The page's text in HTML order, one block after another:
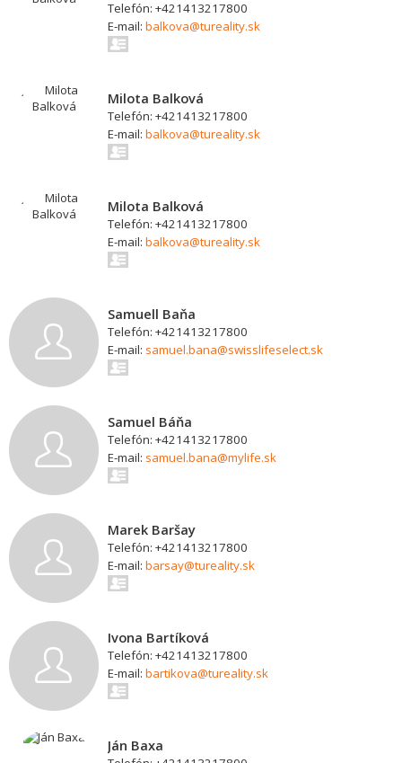
Telefón: +421413217800
E-mail: balkova@tureality.sk
Milota Balková
Telefón: +421413217800
E-mail: balkova@tureality.sk
Milota Balková
Telefón: +421413217800
E-mail: balkova@tureality.sk
Samuell Baňa
Telefón: +421413217800
E-mail: samuel.bana@swisslifeselect.sk
Samuel Báňa
Telefón: +421413217800
E-mail: samuel.bana@mylife.sk
Marek Baršay
Telefón: +421413217800
E-mail: barsay@tureality.sk
Ivona Bartíková
Telefón: +421413217800
E-mail: bartikova@tureality.sk
Ján Baxa